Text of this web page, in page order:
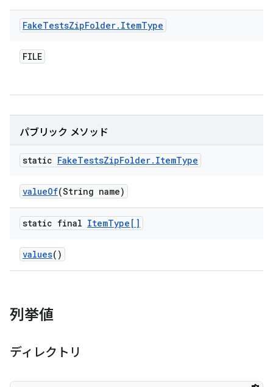
FakeTestsZipFolder. ItemType
FILE
パブリック メソッド
static FakeTestsZipFolder. ItemType
valueOf(String name)
static final ItemType[]
values()
列挙値
ディレクトリ